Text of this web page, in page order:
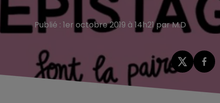
Publié : 1er octobre 2019 à 14h21 par M.D